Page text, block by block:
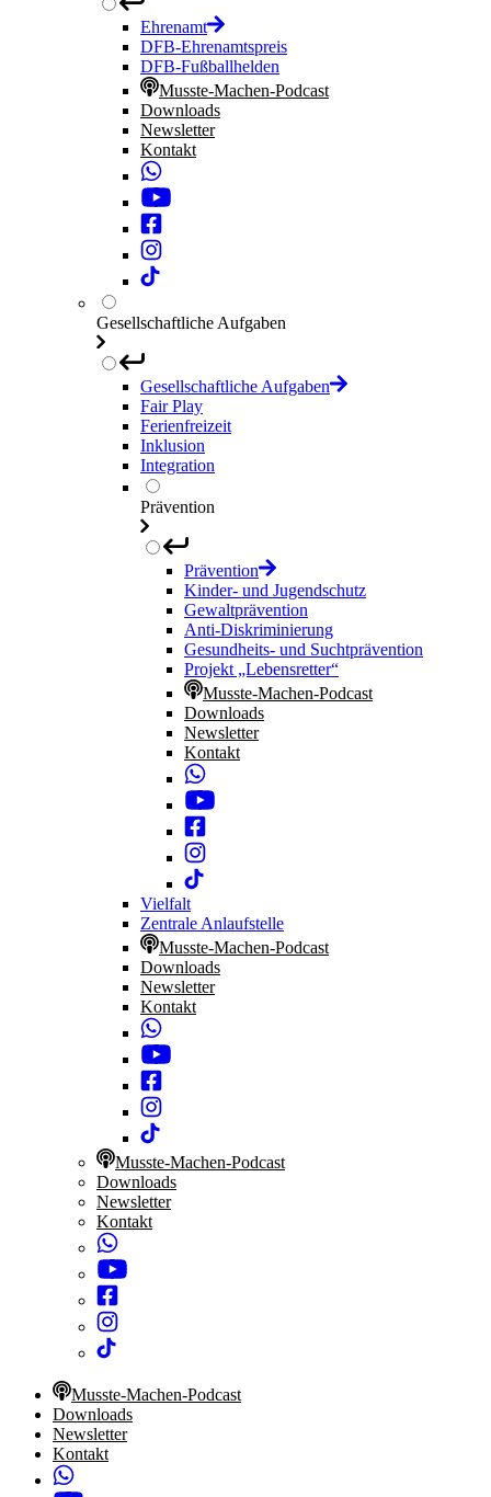
Ehrenamt
DFB-Ehrenamtspreis
DFB-Fußballhelden
Musste-Machen-Podcast
Downloads
Newsletter
Kontakt
Gesellschaftliche Aufgaben
Gesellschaftliche Aufgaben
Fair Play
Ferienfreizeit
Inklusion
Integration
Prävention
Prävention
Kinder- und Jugendschutz
Gewaltprävention
Anti-Diskriminierung
Gesundheits- und Suchtprävention
Projekt „Lebensretter“
Musste-Machen-Podcast
Downloads
Newsletter
Kontakt
Vielfalt
Zentrale Anlaufstelle
Musste-Machen-Podcast
Downloads
Newsletter
Kontakt
Musste-Machen-Podcast
Downloads
Newsletter
Kontakt
Musste-Machen-Podcast
Downloads
Newsletter
Kontakt